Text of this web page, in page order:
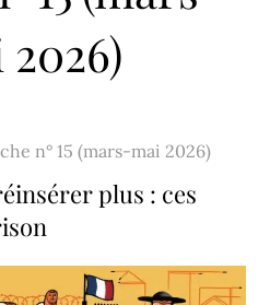
n° 15 (mars-mai 2026)
plus : ces